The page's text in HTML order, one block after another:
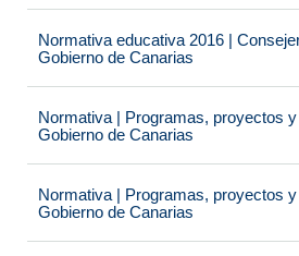
Normativa educativa 2016 |
Gobierno de Canarias
Normativa | Programas, proyectos
Gobierno de Canarias
Normativa | Programas, proyectos
Gobierno de Canarias